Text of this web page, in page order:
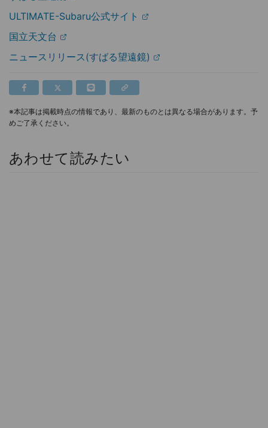
ULTIMATE-Subaru公式サイト
国立天文台
ニュースリリース(すばる望遠鏡)
※本記事は掲載時点の情報であり、最新のものとは異なる場合があります。予
めご了承ください。
あわせて読みたい